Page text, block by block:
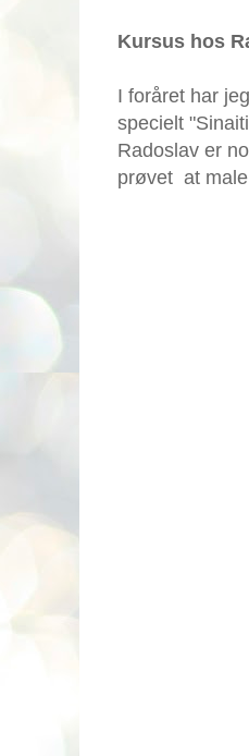
Kursus hos
I foråret har
specielt
Radoslav er
prøvet at